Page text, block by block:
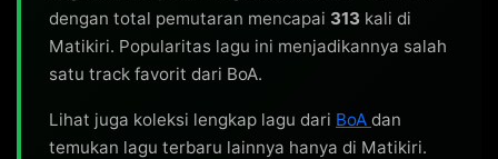
dengan total pemutaran mencapai 313 kali di
Matikiri. Popularitas lagu ini menjadikannya salah
satu track favorit dari BoA.
Lihat juga koleksi lengkap lagu dari BoA dan
temukan lagu terbaru lainnya hanya di Matikiri.